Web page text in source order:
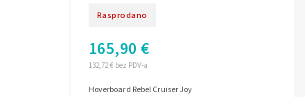
Rasprodano
132,72 € bez PDV-a
165,90 €
Hoverboard Rebel Cruiser Joy